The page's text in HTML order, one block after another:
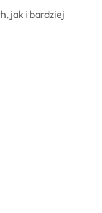
jak i bardziej